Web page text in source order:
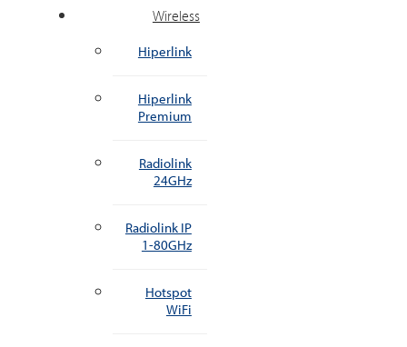
Wireless
Hiperlink
Hiperlink
Premium
Radiolink
24GHz
Radiolink IP
1-80GHz
Hotspot
WiFi